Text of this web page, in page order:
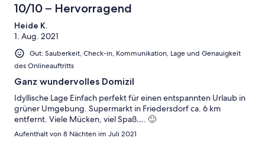
10/10 – Hervorragend
Heide K.
1. Aug. 2021
Gut: Sauberkeit, Check-in, Kommunikation, Lage und Genauigkeit
des Onlineauftritts
Ganz wundervolles Domizil
Idyllische Lage Einfach perfekt für einen entspannten Urlaub in
grüner Umgebung. Supermarkt in Friedersdorf ca. 6 km
entfernt. Viele Mücken, viel Spaß…. 🙂
Aufenthalt von 8 Nächten im Juli 2021